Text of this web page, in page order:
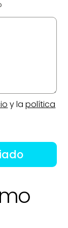
y lapolítica